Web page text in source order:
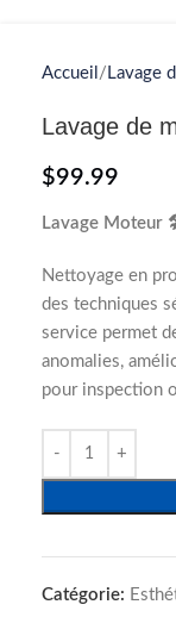
Accueil Lavage
Lavage de
$99.99
Lavage Moteur
Nettoyage en
des techniques
service permet
anomalies,
pour inspection
Catégorie: